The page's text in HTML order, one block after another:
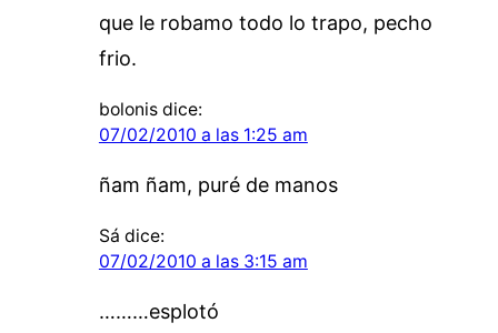
que le robamo todo lo trapo, pecho
frio.
bolonis dice:
07/02/2010 a las 1:25 am
ñam ñam, puré de manos
Sá dice:
07/02/2010 a las 3:15 am
………esplotó